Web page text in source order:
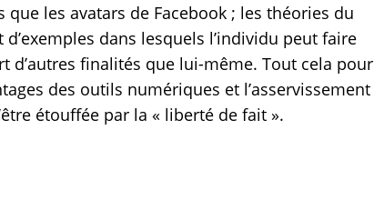
les avatars de Facebook ; les théories du
dans lesquels l’individu peut faire
d’autres finalités que lui-même. Tout cela pour
des outils numériques et l’asservissement
étouffée par la « liberté de fait ».